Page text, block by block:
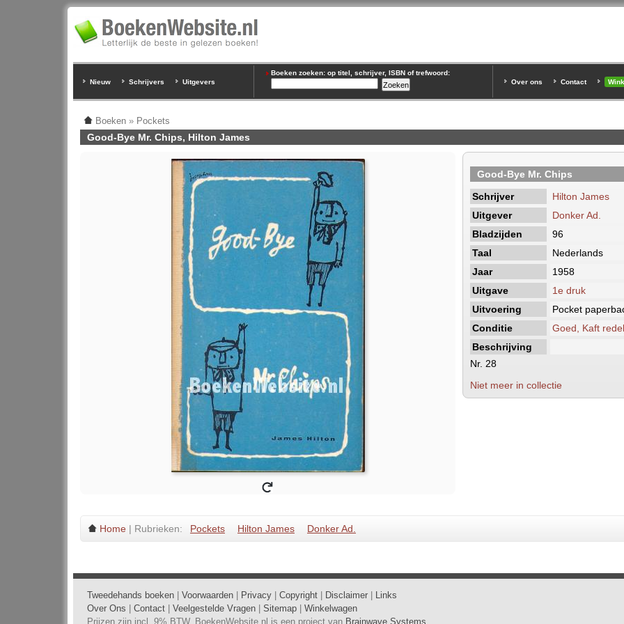
Nieuw Schrijvers Uitgevers
Boeken zoeken: op titel, schrijver, ISBN of trefwoord:
Over ons
Contact
Boeken » Pockets
Good-Bye Mr. Chips, Hilton James
Good-Bye Mr. Chips
Schrijver
Hilton James
Uitgever
Donker Ad.
Bladzijden
96
Taal
Nederlands
Jaar
1958
Uitgave
1e druk
Uitvoering
Pocket
Conditie
Goed, Kaft
Beschrijving
Nr. 28
Niet meer in collectie
Home | Rubrieken: Pockets Hilton James Donker Ad.
Tweedehands boeken Voorwaarden Privacy Copyright Disclaimer
Links
Over Ons
Contact Veelgestelde Vragen Sitemap
Winkelwagen
Prijzen zijn incl. 9% BTW. BoekenWebsite.nl is een project van Brainwave Systems